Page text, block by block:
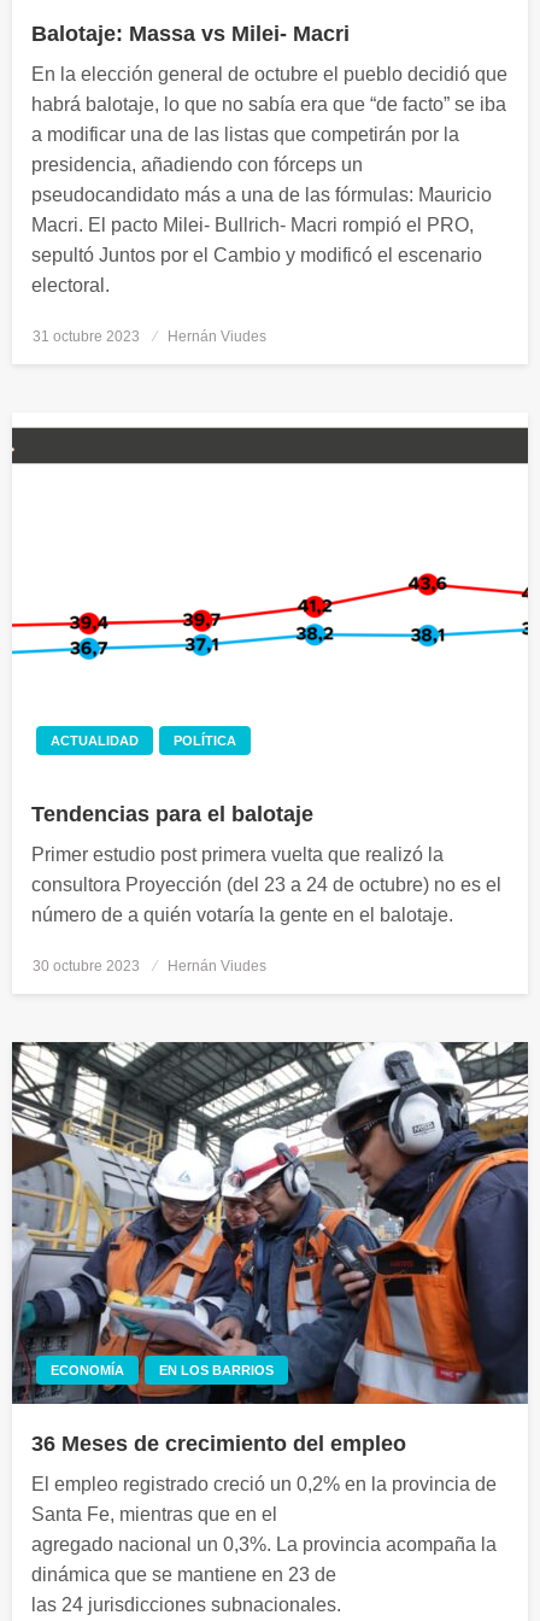
Balotaje: Massa vs Milei- Macri
En la elección general de octubre el pueblo decidió que
habrá balotaje, lo que no sabía era que “de facto” se iba
a modificar una de las listas que competirán por la
presidencia, añadiendo con fórceps un
pseudocandidato más a una de las fórmulas: Mauricio
Macri. El pacto Milei- Bullrich- Macri rompió el PRO,
sepultó Juntos por el Cambio y modificó el escenario
electoral.
Publicado
31 octubre 2023 Hernán Viudes
ACTUALIDAD POLÍTICA
Tendencias para el balotaje
Primer estudio post primera vuelta que realizó la
consultora Proyección (del 23 a 24 de octubre) no es el
número de a quién votaría la gente en el balotaje.
Publicado
30 octubre 2023 Hernán Viudes
ECONOMÍA EN LOS BARRIOS
36 Meses de crecimiento del empleo
El empleo registrado creció un 0,2% en la provincia de
Santa Fe, mientras que en el
agregado nacional un 0,3%. La provincia acompaña la
dinámica que se mantiene en 23 de
las 24 jurisdicciones subnacionales.